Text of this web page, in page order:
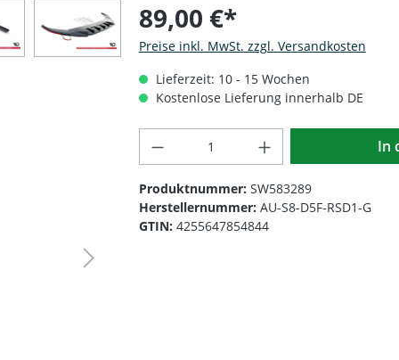
89,00 €*
Preise inkl. MwSt. zzgl. Versandkosten
Lieferzeit: 10 - 15 Wochen
Kostenlose Lieferung innerhalb DE
Produkt Anzahl: Gib In
Produktnummer: SW583289
Herstellernummer: AU-S8-D5F-RSD1-G
GTIN: 4255647854844